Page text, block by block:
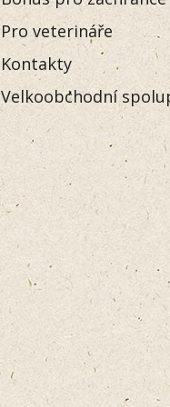
Pro veterináře
Kontakty
Velkoobchodní